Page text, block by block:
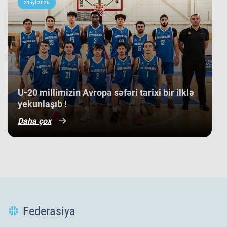
21 iyl 2026
​U-20 millimizin Avropa səfəri tarixi bir ilklə
yekunlaşıb !
Daha çox
Federasiya